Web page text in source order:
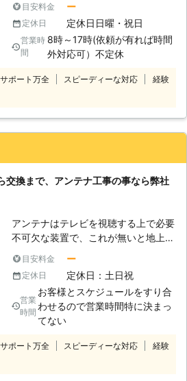
候の後で確認すると倒れてしまってい
たり傾くなど不安定な状態になってい
る事もあります。 不安定な状態に気
づいても放置しておくと、最悪の場合
は落下してケガ人が出てしまう事もあ
り大変危険です。 そう言ったアンテ
った時や不具合を発見した際には、お
し、現状を確認してから最適の方法を
ご提案したします。 どんな小さな事
でも丁寧に対応致しますので、お困り
の時は弊社にお任せください。
目安料金 ー
定休日 定休日日曜・祝日
営業時
間
8時～17時(依頼が有れば時間
外対応可）不定休
サポート万全 スピーディーな対応
経験
交換まで、アンテナ工事の事なら弊社
アンテナはテレビを視聴する上で必要
不可欠な装置で、これが無いと地上波
不便な思いをします。 アンテナの設
置場所は基本的に屋根の上など高所で
不安定な場所となっている為に、素人
様が設置しようとすると落下して怪我
をする事もあり危険です。 また強風
の影響で不安定になりテレビの映りが
悪くなった時も、自分で修理するのは
目安料金 ー
定休日 定休日：土日祝
営業
時間
お客様とスケジュールをすり合
わせるので営業時間特に決まっ
てない
サポート万全 スピーディーな対応
経験